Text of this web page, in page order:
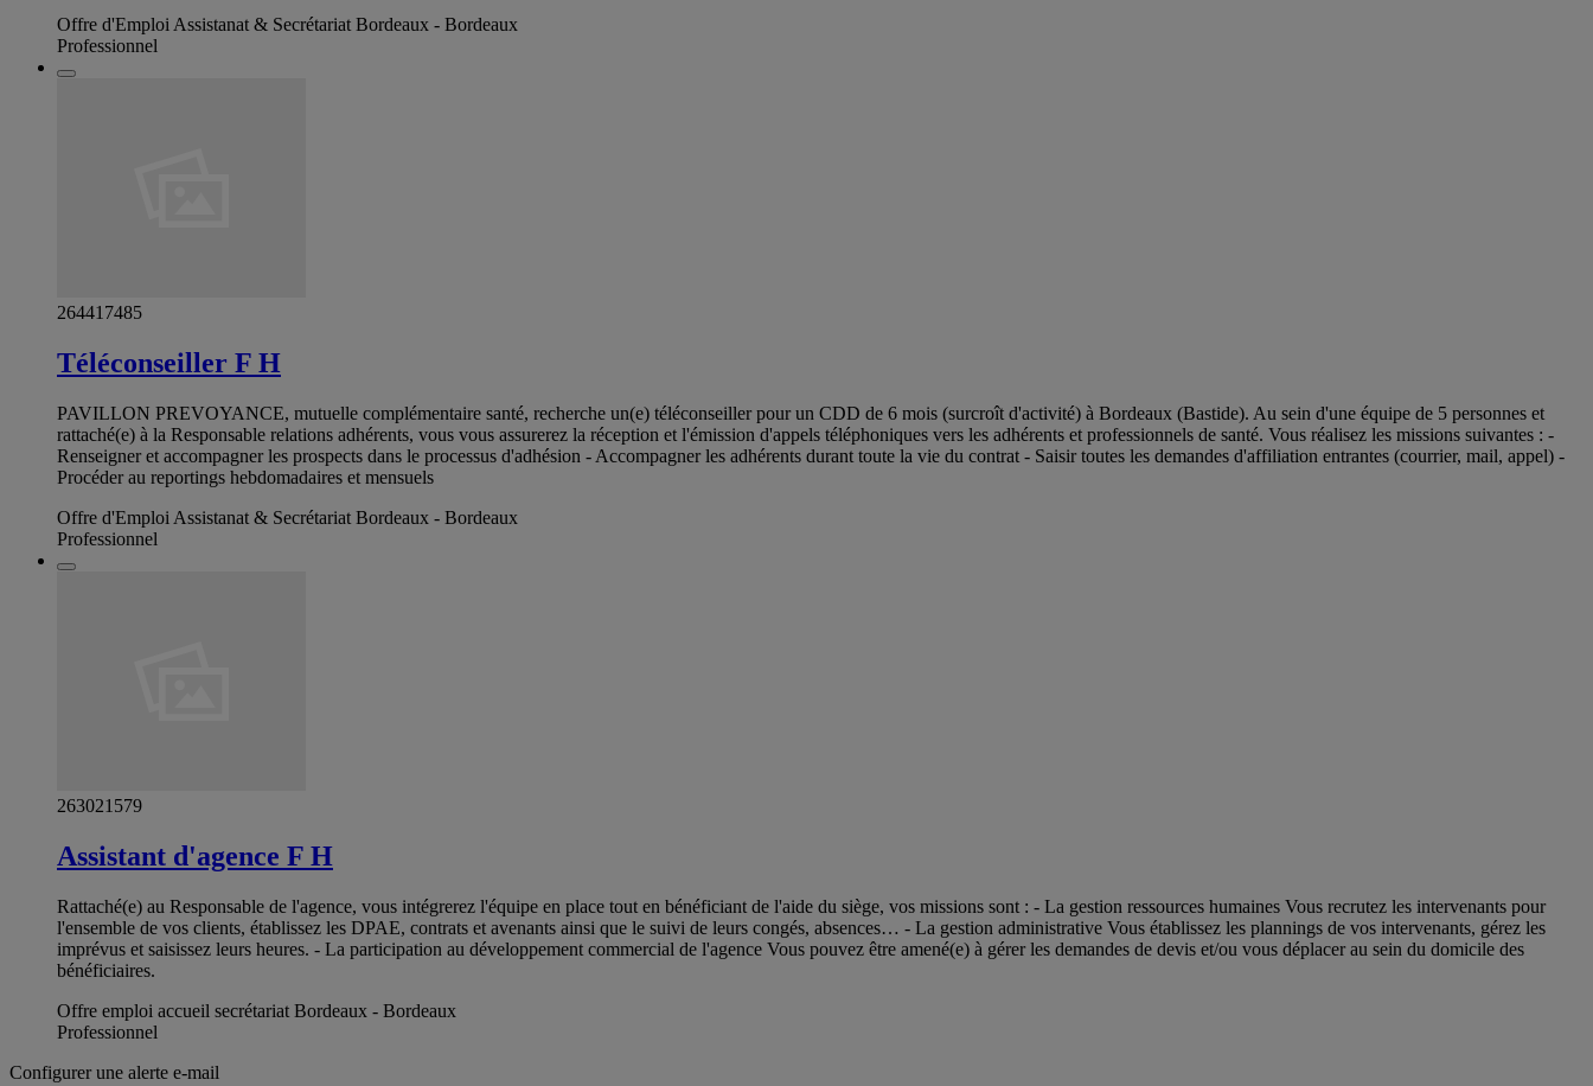
Offre d'Emploi Assistanat & Secrétariat Bordeaux - Bordeaux
Professionnel
264417485
Téléconseiller F H
PAVILLON PREVOYANCE, mutuelle complémentaire santé, recherche un(e) téléconseiller pour un CDD de 6 mois (surcroît d'activité) à Bordeaux (Bastide). Au sein d'une équipe de 5 personnes et
rattaché(e) à la Responsable relations adhérents, vous vous assurerez la réception et l'émission d'appels téléphoniques vers les adhérents et professionnels de santé. Vous réalisez les missions suivantes : -
Renseigner et accompagner les prospects dans le processus d'adhésion - Accompagner les adhérents durant toute la vie du contrat - Saisir toutes les demandes d'affiliation entrantes (courrier, mail, appel) -
Procéder au reportings hebdomadaires et mensuels
Offre d'Emploi Assistanat & Secrétariat Bordeaux - Bordeaux
Professionnel
263021579
Assistant d'agence F H
Rattaché(e) au Responsable de l'agence, vous intégrerez l'équipe en place tout en bénéficiant de l'aide du siège, vos missions sont : - La gestion ressources humaines Vous recrutez les intervenants pour
l'ensemble de vos clients, établissez les DPAE, contrats et avenants ainsi que le suivi de leurs congés, absences… - La gestion administrative Vous établissez les plannings de vos intervenants, gérez les
imprévus et saisissez leurs heures. - La participation au développement commercial de l'agence Vous pouvez être amené(e) à gérer les demandes de devis et/ou vous déplacer au sein du domicile des
bénéficiaires.
Offre emploi accueil secrétariat Bordeaux - Bordeaux
Professionnel
Configurer une alerte e-mail